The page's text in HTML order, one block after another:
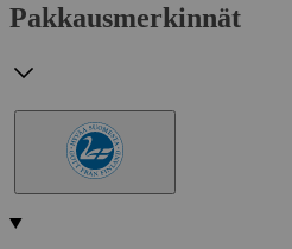
Pakkausmerkinnät